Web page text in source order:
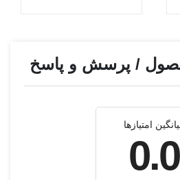
/ پرسش و پاسخ
امتیازها
0.0